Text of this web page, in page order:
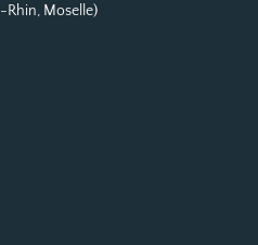
Rhin, Moselle)